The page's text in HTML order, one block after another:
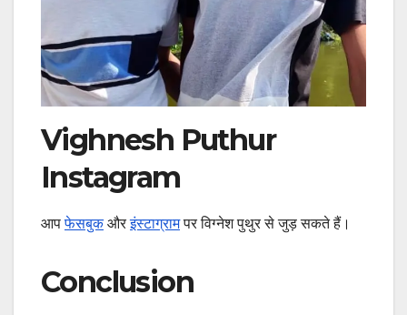
Vighnesh Puthur
Instagram
आपफेसबुकऔरइंस्टाग्रामपर विग्नेश पुथुर से जुड़ सकते हैं।
Conclusion